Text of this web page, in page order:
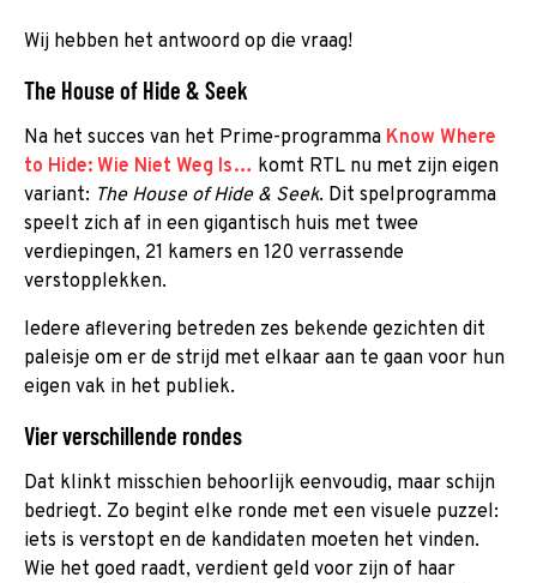
Wij hebben het antwoord op die vraag!
The House of Hide & Seek
Na het succes van het Prime-programma Know Where
to Hide: Wie Niet Weg Is… komt RTL nu met zijn eigen
variant: The House of Hide & Seek. Dit spelprogramma
speelt zich af in een gigantisch huis met twee
verdiepingen, 21 kamers en 120 verrassende
verstopplekken.
Iedere aflevering betreden zes bekende gezichten dit
paleisje om er de strijd met elkaar aan te gaan voor hun
eigen vak in het publiek.
Vier verschillende rondes
Dat klinkt misschien behoorlijk eenvoudig, maar schijn
bedriegt. Zo begint elke ronde met een visuele puzzel:
iets is verstopt en de kandidaten moeten het vinden.
Wie het goed raadt, verdient geld voor zijn of haar